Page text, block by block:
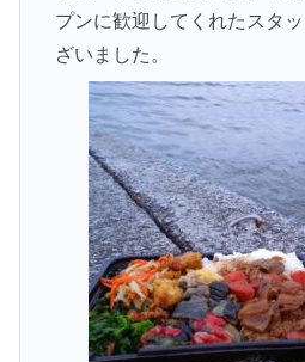
プンに歓迎してくれたスタ
ざいました。